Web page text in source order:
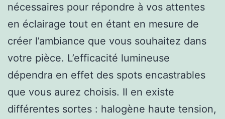
nécessaires pour répondre à vos attentes
en éclairage tout en étant en mesure de
créer l’ambiance que vous souhaitez dans
votre pièce. L’efficacité lumineuse
dépendra en effet des spots encastrables
que vous aurez choisis. Il en existe
différentes sortes : halogène haute tension,